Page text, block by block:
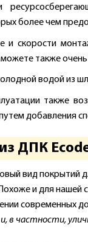
и
более чем
и скорости
также
водой из
также
добавления
ДПК
вид покрытий
и для нашей
современных
в частности,